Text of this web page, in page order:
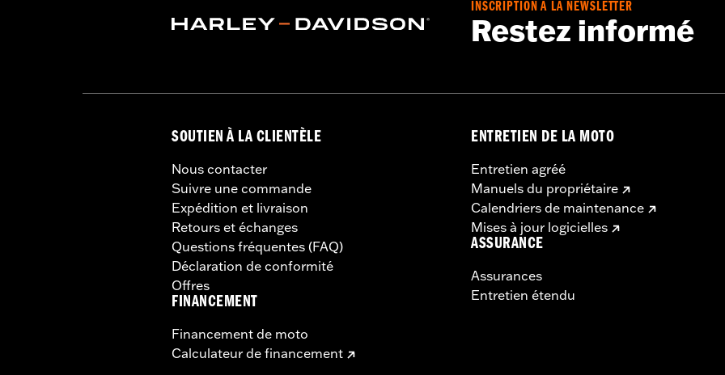
INSCRIPTION À LA NEWSLETTER
Restez informé
SOUTIEN À LA CLIENTÈLE
Nous contacter
Suivre une commande
Expédition et livraison
Retours et échanges
Questions fréquentes (FAQ)
Déclaration de conformité
Offres
FINANCEMENT
Financement de moto
Calculateur de financement
ENTRETIEN DE LA MOTO
Entretien agréé
Manuels du propriétaire
Calendriers de maintenance
Mises à jour logicielles
ASSURANCE
Assurances
Entretien étendu